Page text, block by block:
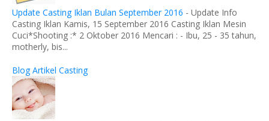
Update Casting Iklan Bulan September 2016 - Update Info
Casting Iklan Kamis, 15 September 2016 Casting Iklan Mesin
Cuci*Shooting :* 2 Oktober 2016 Mencari : - Ibu, 25 - 35 tahun,
motherly, bis...
Blog Artikel Casting